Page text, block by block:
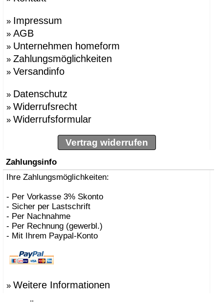
» Impressum
» AGB
» Unternehmen homeform
» Zahlungsmöglichkeiten
» Versandinfo
» Datenschutz
» Widerrufsrecht
» Widerrufsformular
Vertrag widerrufen
Zahlungsinfo
Ihre Zahlungsmöglichkeiten:
- Per Vorkasse 3% Skonto
- Sicher per Lastschrift
- Per Nachnahme
- Per Rechnung (gewerbl.)
- Mit Ihrem Paypal-Konto
» Weitere Informationen